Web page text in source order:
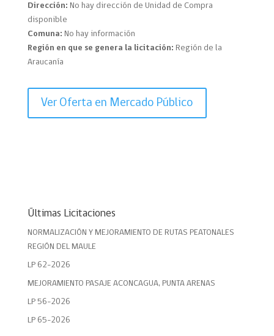
Dirección: No hay dirección de Unidad de Compra
disponible
Comuna: No hay información
Región en que se genera la licitación: Región de la
Araucanía
Ver Oferta en Mercado Público
Últimas Licitaciones
NORMALIZACIÓN Y MEJORAMIENTO DE RUTAS PEATONALES
REGIÓN DEL MAULE
LP 62-2026
MEJORAMIENTO PASAJE ACONCAGUA, PUNTA ARENAS
LP 56-2026
LP 65-2026